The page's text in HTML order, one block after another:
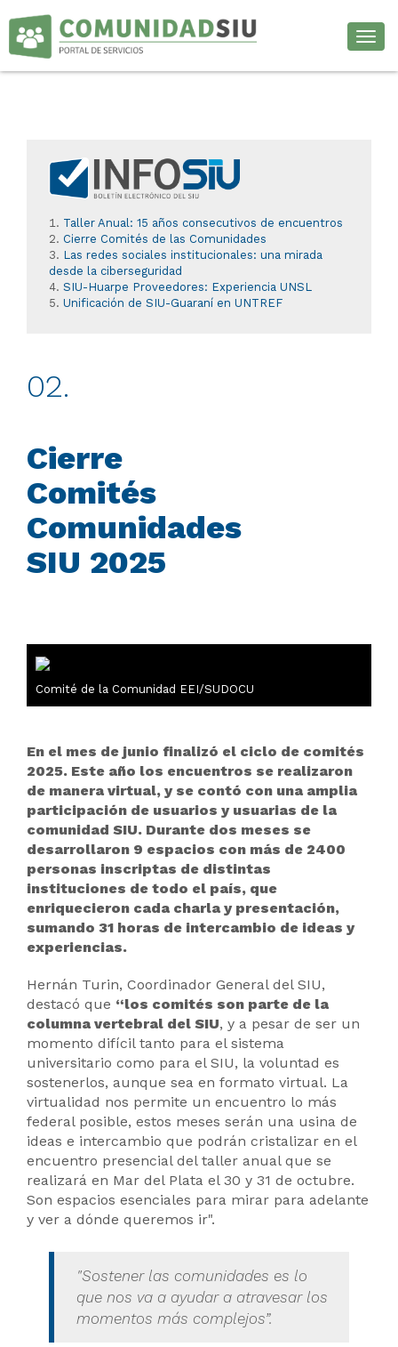
Taller Anual: 15 años consecutivos de encuentros
Cierre Comités de las Comunidades
Las redes sociales institucionales: una mirada
desde la ciberseguridad
SIU-Huarpe Proveedores: Experiencia UNSL
Unificación de SIU-Guaraní en UNTREF
02.
Cierre
Comités
Comunidades
SIU 2025
Comité de la Comunidad EEI/SUDOCU
En el mes de junio finalizó el ciclo de comités
2025. Este año los encuentros se realizaron
de manera virtual, y se contó con una amplia
participación de usuarios y usuarias de la
comunidad SIU. Durante dos meses se
desarrollaron 9 espacios con más de 2400
personas inscriptas de distintas
instituciones de todo el país, que
enriquecieron cada charla y presentación,
sumando 31 horas de intercambio de ideas y
experiencias.
Hernán Turin, Coordinador General del SIU,
destacó que “los comités son parte de la
columna vertebral del SIU, y a pesar de ser un
momento difícil tanto para el sistema
universitario como para el SIU, la voluntad es
sostenerlos, aunque sea en formato virtual. La
virtualidad nos permite un encuentro lo más
federal posible, estos meses serán una usina de
ideas e intercambio que podrán cristalizar en el
encuentro presencial del taller anual que se
realizará en Mar del Plata el 30 y 31 de octubre.
Son espacios esenciales para mirar para adelante
y ver a dónde queremos ir".
"Sostener las comunidades es lo
que nos va a ayudar a atravesar los
momentos más complejos”.